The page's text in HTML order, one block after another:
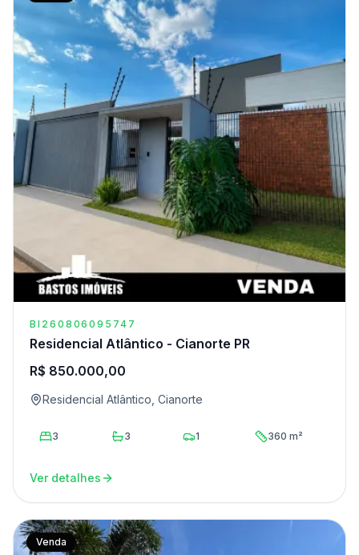
BI260806095747
Residencial Atlântico - Cianorte PR
R$ 850.000,00
Residencial Atlântico, Cianorte
3 3 1 360 m²
Ver detalhes
Venda